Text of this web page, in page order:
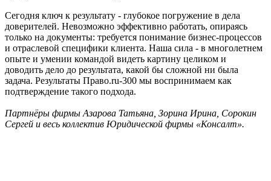
Сегодня ключ к результату - глубокое погружение в дела
доверителей. Невозможно эффективно работать, опираясь
только на документы: требуется понимание бизнес-процессов
и отраслевой специфики клиента. Наша сила - в многолетнем
опыте и умении командой видеть картину целиком и
доводить дело до результата, какой бы сложной ни была
задача. Результаты Право.ru-300 мы воспринимаем как
подтверждение такого подхода.
Партнёры фирмы Азарова Татьяна, Зорина Ирина, Сорокин
Сергей и весь коллектив Юридической фирмы «Консалт».